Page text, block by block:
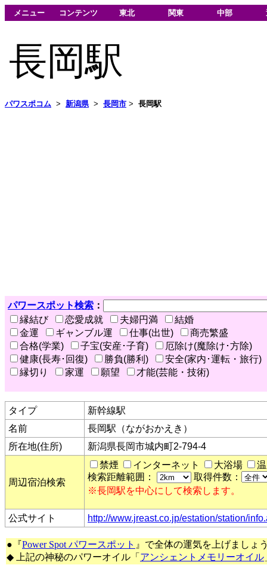
メニュー コンテンツ 東北 関東 中部
長岡駅
パワスポコム > 新潟県> 長岡市 > 長岡駅
パワースポット検索 ：
縁結び
恋愛成就 夫婦円満
結婚
金運
ギャンブル運 仕事(出世)
商売繁盛
合格(学業)
子宝(安産･子育)
厄除け(魔除け･方除)
健康(長寿･回復)
勝負(勝利)
安全(家内･運転・旅行)
縁切り
家運 願望 才能(芸能・技術)
タイプ
新幹線駅
名前
長岡駅（ながおかえき）
所在地(住所)
新潟県長岡市城内町2-794-4
周辺宿泊検索
禁煙 インターネット 大浴場
検索距離範囲：
取得件数：
※長岡駅を中心にして検索します。
公式サイト http://www.jreast.co.jp/estation/station/
●『Power Spot パワースポット 』で全体の運気を上げましょ
◆ 上記の神秘のパワーオイル「 アンシェントメモリーオイル